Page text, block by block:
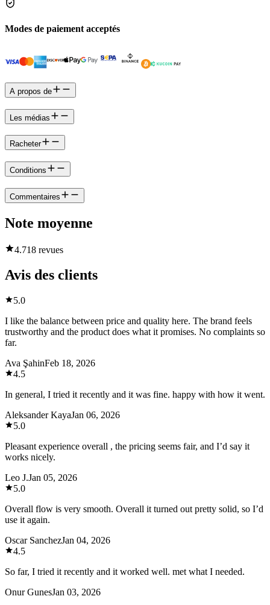
Modes de paiement acceptés
A propos de
Les médias
Racheter
Conditions
Commentaires
Note moyenne
4.718 revues
Avis des clients
5.0
I like the balance between price and quality here. The brand feels
trustworthy and the product does what it promises. No complaints so
far.
Ava ŞahinFeb 18, 2026
4.5
In general, I tried it recently and it was fine. happy with how it went.
Aleksander KayaJan 06, 2026
5.0
Pleasant experience overall , the pricing seems fair, and I’d say it
works nicely.
Leo J.Jan 05, 2026
5.0
Overall flow is very smooth. Overall it turned out pretty solid, so I’d
use it again.
Oscar SanchezJan 04, 2026
4.5
So far, I tried it recently and it worked well. met what I needed.
Onur GunesJan 03, 2026